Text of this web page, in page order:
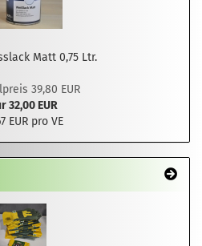
Matt 0,75 Ltr.
39,80 EUR
32,00 EUR
EUR pro VE